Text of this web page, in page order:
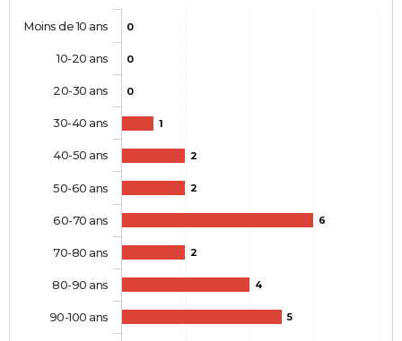
0
0
0
1
2
2
6
2
4
5
Moins de 10 ans
10-20 ans
20-30 ans
30-40 ans
40-50 ans
50-60 ans
60-70 ans
70-80 ans
80-90 ans
90-100 ans